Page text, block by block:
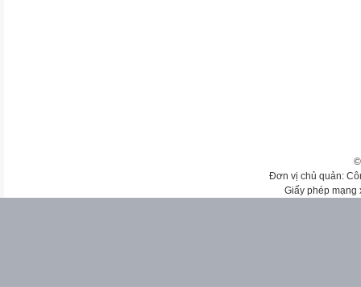
Đơn vị chủ quản:
Giấy phép mạng